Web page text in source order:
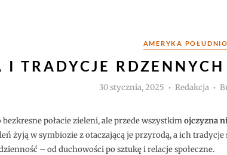
Kategorie
AMERYKA
I TRADYCJE
30 stycznia, 2025 Autor
Redakcja
połacie zieleni, ale przede wszystkimojczyzna
żyją w symbiozie z otaczającą je przyrodą, a ich
– od duchowości po sztukę i relacje społeczne.